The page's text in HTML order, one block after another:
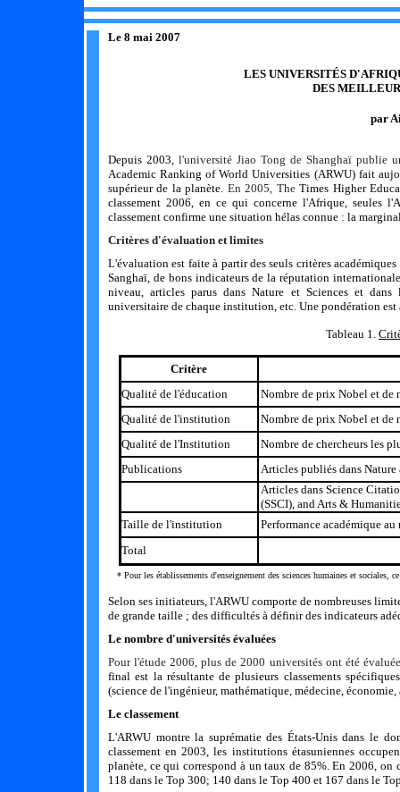
Le 8 mai 2007
LES UNIVERSITÉS
DES
par
Depuis 2003,l'université Jiao Tong de Shanghaï publie
Academic Ranking of World Universities (ARWU) fait
supérieur de la planète. En 2005, TheTimes Higher
classement 2006, en ce qui concerne l'Afrique, seules
classement confirme une situation hélas connue : la
Critères d'évaluation et limites
L'évaluation est faite à partir des seuls critères
Sanghaï, de bons indicateurs de la réputation
niveau, articles parus dans Nature et Sciences et
universitaire de chaque institution, etc. Une pondération est
Tableau 1.
Critère
Qualité de l'éducation
Nombre de prix Nobel et de
Qualité de l'institution
Nombre de prix Nobel et de
Qualité de l'Institution
Nombre de chercheurs les
Publications
Articles publiés dans Nature
Articles dans Science
(SSCI), and Arts &
Taille de l'institution
Performance académique
Total
* Pour les établissements d'enseignement des sciences humaines et sociales,
Selon ses initiateurs, l'ARWU comporte de nombreuses
de grande taille ; des difficultés à définir des indicateurs
Le nombre d'universités évaluées
Pour l'étude 2006, plus de 2000 universités ont été
final est la résultante de plusieurs classements
(science de l'ingénieur, mathématique, médecine,
Le classement
L'ARWU montre la suprématie des États-Unis dans le
classement en 2003, les institutions étasuniennes
planète, ce qui correspond à un taux de 85%. En 2006,
118 dans le Top 300; 140 dans le Top 400 et 167 dans le